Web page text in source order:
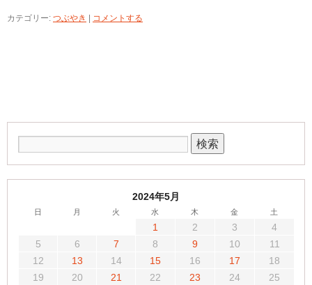
カテゴリー: つぶやき コメントする
2024年5月
日 月 火 水 木 金 土
1 2 3
4
5
6 7 8 9 10
11
12
13 14 15 16 17
18
19
20 21 22 23 24
25